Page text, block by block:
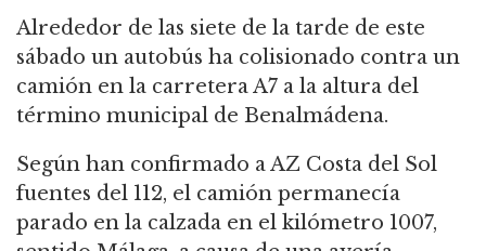
Alrededor de las siete de la tarde de este
sábado un autobús ha colisionado contra un
camión en la carretera A7 a la altura del
término municipal de Benalmádena.
Según han confirmado a AZ Costa del Sol
fuentes del 112, el camión permanecía
parado en la calzada en el kilómetro 1007,